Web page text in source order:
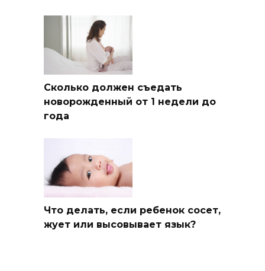
Сколько должен съедать
новорожденный от 1 недели до
года
Что делать, если ребенок сосет,
жует или высовывает язык?